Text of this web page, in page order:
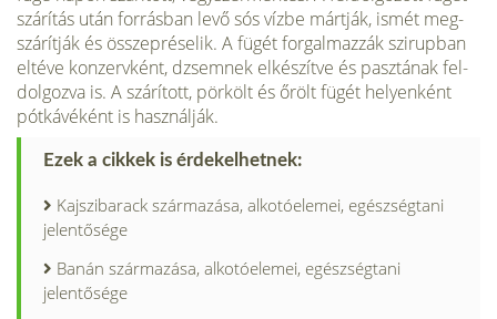
szárítás után forrásban levő sós vízbe mártják, ismét meg­
szárítják és összepréselik. A fügét forgalmazzák szirupban
eltéve konzervként, dzsemnek elkészítve és pasztának fel­
dolgozva is. A szárított, pörkölt és őrölt fügét helyenként
pótkávéként is használják.
Ezek a cikkek is érdekelhetnek:
Kajszibarack származása, alkotóelemei, egészségtani
jelentősége
Banán származása, alkotóelemei, egészségtani
jelentősége